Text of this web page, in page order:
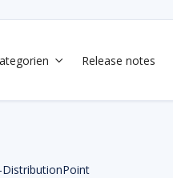
 Release notes
DistributionPoint